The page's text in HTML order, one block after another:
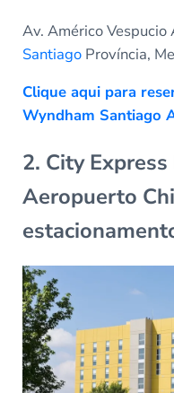
Av. Américo
SantiagoProvíncia,
Clique aqui para
Wyndham Santiago
2. City
Aeropuerto